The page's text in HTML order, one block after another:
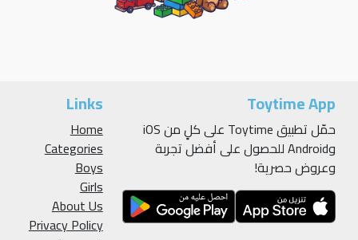
Toytime App
حمّل تطبيق Toytime على كلٍ من iOS
وAndroid للحصول على أفضل تجربة
وعروض حصرية!
Links
Home
Categories
Boys
Girls
About Us
Privacy Policy